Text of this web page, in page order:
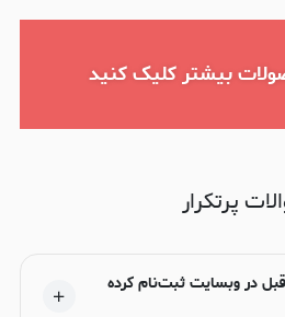
بیشتر کلیک کنید
پرتکرار
در وبسایت ثبت‌نام کرده